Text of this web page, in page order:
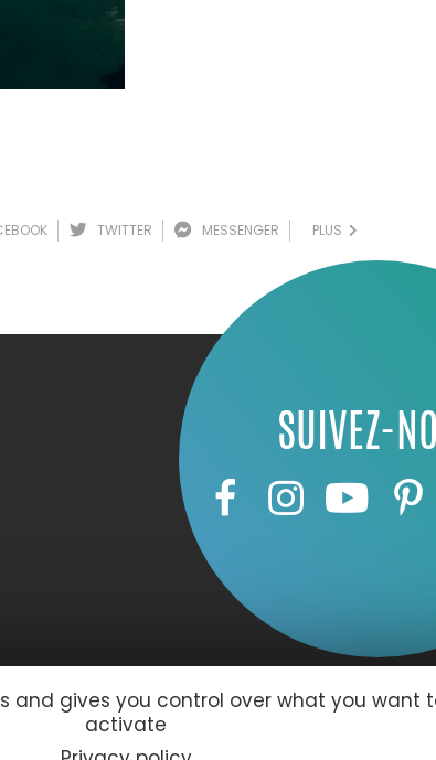
TWITTER MESSENGER PLUS
SUIVEZ-
and gives you control over what you want
activate